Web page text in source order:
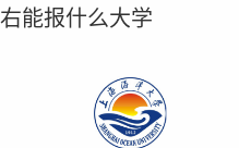
能报什么大学